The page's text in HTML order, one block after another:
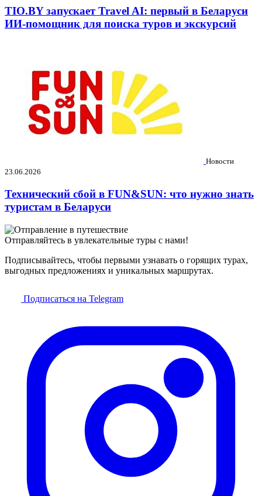
TIO.BY запускает Travel AI: первый в Беларуси
ИИ-помощник для поиска туров и экскурсий
Новости
23.06.2026
Технический сбой в FUN&SUN: что нужно знать
туристам в Беларуси
Отправляйтесь в увлекательные туры с нами!
Подписывайтесь, чтобы первыми узнавать о горящих турах,
выгодных предложениях и уникальных маршрутах.
Подписаться на Telegram